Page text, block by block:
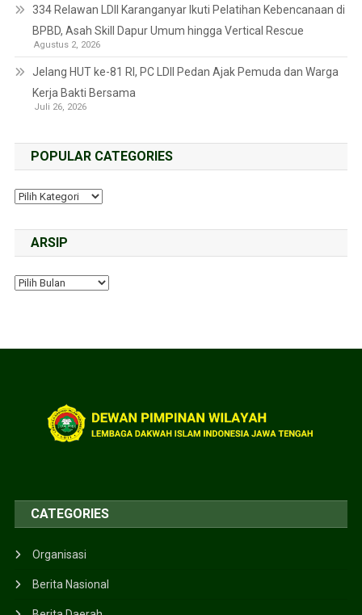
334 Relawan LDII Karanganyar Ikuti Pelatihan Kebencanaan di
BPBD, Asah Skill Dapur Umum hingga Vertical Rescue
Agustus 2, 2026
Jelang HUT ke-81 RI, PC LDII Pedan Ajak Pemuda dan Warga
Kerja Bakti Bersama
Juli 26, 2026
POPULAR CATEGORIES
ARSIP
CATEGORIES
Organisasi
Berita Nasional